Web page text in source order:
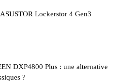
Lockerstor 4 Gen3
DXP4800 Plus : une alternative
?